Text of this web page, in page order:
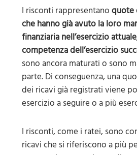
I risconti rappresentanoquote
che hanno già avuto la loro
finanziaria nell’esercizio
competenza dell’esercizio
sono ancora maturati o sono
parte. Di conseguenza, una
dei ricavi già registrati viene
esercizio a seguire o a più
I risconti, come i ratei, sono
ricavi che si riferiscono a più